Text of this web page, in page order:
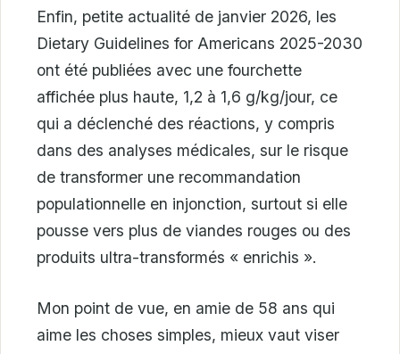
Enfin, petite actualité de janvier 2026, les
Dietary Guidelines for Americans 2025-2030
ont été publiées avec une fourchette
affichée plus haute, 1,2 à 1,6 g/kg/jour, ce
qui a déclenché des réactions, y compris
dans des analyses médicales, sur le risque
de transformer une recommandation
populationnelle en injonction, surtout si elle
pousse vers plus de viandes rouges ou des
produits ultra-transformés « enrichis ».
Mon point de vue, en amie de 58 ans qui
aime les choses simples, mieux vaut viser